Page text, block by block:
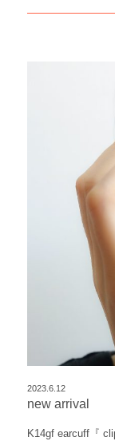
2023.6.12
new arrival
K14gf earcuff『